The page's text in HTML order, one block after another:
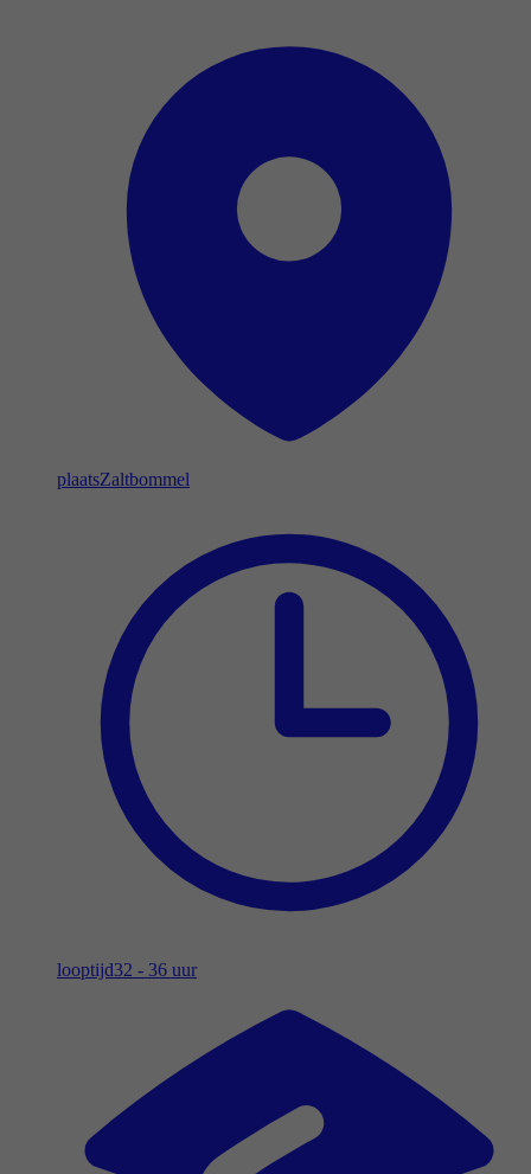
plaatsZaltbommel
looptijd32 - 36 uur